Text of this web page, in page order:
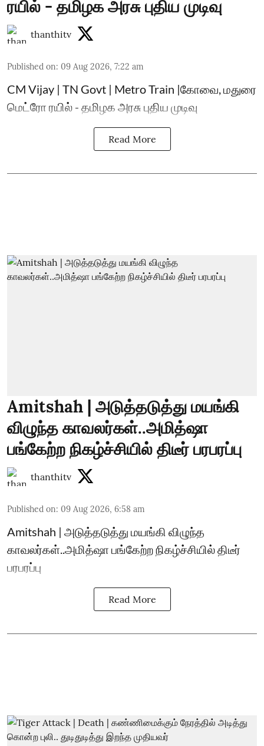
ரயில் - தமிழக அரசு புதிய முடிவு
thanthitv
Published on: 09 Aug 2026, 7:22 am
CM Vijay | TN Govt | Metro Train |கோவை, மதுரை
மெட்ரோ ரயில் - தமிழக அரசு புதிய முடிவு
Read More
Amitshah | அடுத்தடுத்து மயங்கி
விழுந்த காவலர்கள்..அமித்ஷா
பங்கேற்ற நிகழ்ச்சியில் திடீர் பரபரப்பு
thanthitv
Published on: 09 Aug 2026, 6:58 am
Amitshah | அடுத்தடுத்து மயங்கி விழுந்த
காவலர்கள்..அமித்ஷா பங்கேற்ற நிகழ்ச்சியில் திடீர்
பரபரப்பு
Read More